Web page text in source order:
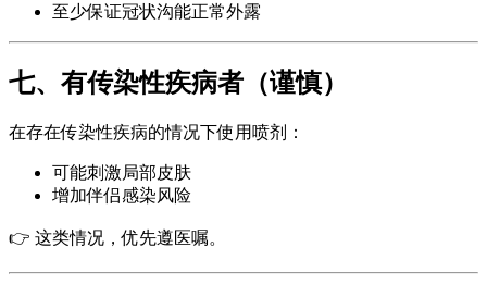
至少保证冠状沟能正常外露
七、有传染性疾病者（谨慎）
在存在传染性疾病的情况下使用喷剂：
可能刺激局部皮肤
增加伴侣感染风险
👉 这类情况，优先遵医嘱。